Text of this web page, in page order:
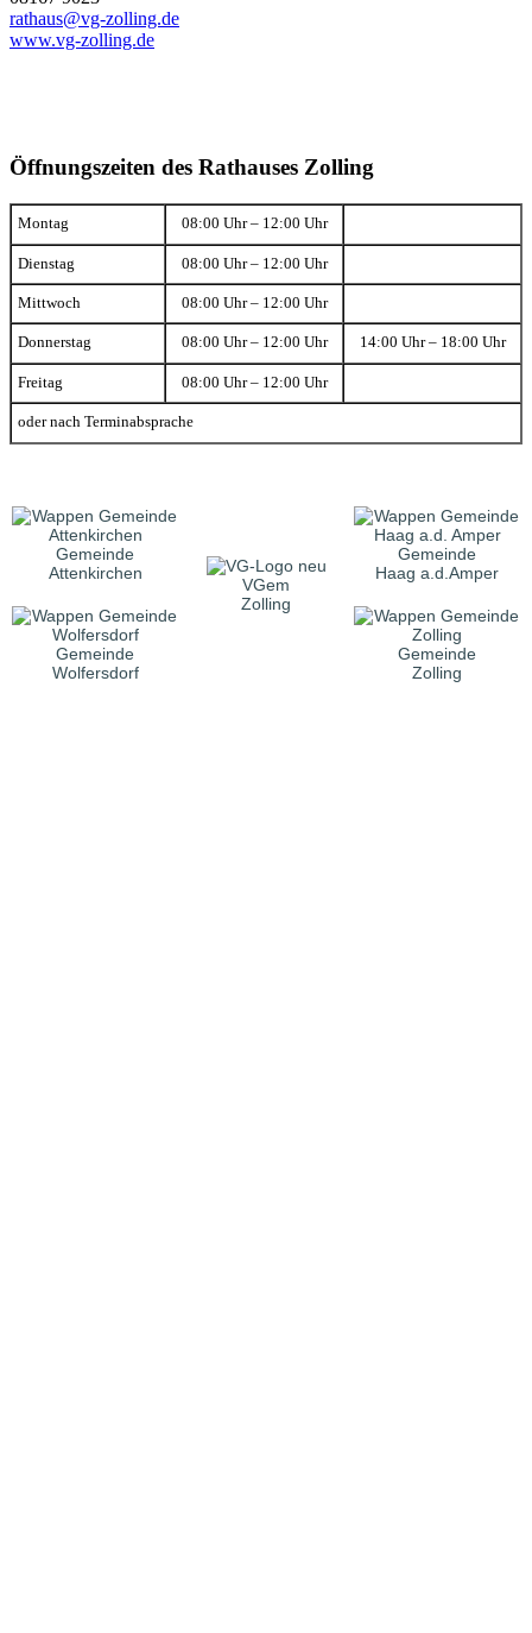
rathaus@vg-zolling.de
www.vg-zolling.de
Öffnungszeiten des Rathauses Zolling
Montag 08:00 Uhr – 12:00 Uhr
Dienstag 08:00 Uhr – 12:00 Uhr
Mittwoch 08:00 Uhr – 12:00 Uhr
Donnerstag 08:00 Uhr – 12:00 Uhr 14:00 Uhr – 18:00 Uhr
Freitag 08:00 Uhr – 12:00 Uhr
oder nach Terminabsprache
Gemeinde
Attenkirchen
VGem
Zolling
Gemeinde
Haag a.d.Amper
Gemeinde
Wolfersdorf
Gemeinde
Zolling